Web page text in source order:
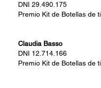
DNI 29.490.175
Premio Kit de Botellas de
Claudia Basso
DNI 12.714.166
Premio Kit de Botellas de